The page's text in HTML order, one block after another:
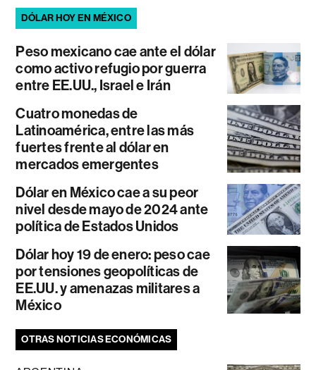
DÓLAR HOY EN MÉXICO
Peso mexicano cae ante el dólar
como activo refugio por guerra
entre EE.UU., Israel e Irán
Cuatro monedas de
Latinoamérica, entre las más
fuertes frente al dólar en
mercados emergentes
Dólar en México cae a su peor
nivel desde mayo de 2024 ante
política de Estados Unidos
Dólar hoy 19 de enero: peso cae
por tensiones geopolíticas de
EE.UU. y amenazas militares a
México
OTRAS NOTICIAS ECONÓMICAS